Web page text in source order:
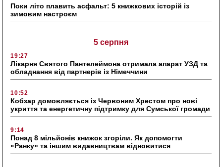
Поки літо плавить асфальт: 5 книжкових історій із
зимовим настроєм
5 серпня
19:27
Лікарня Святого Пантелеймона отримала апарат УЗД та
обладнання від партнерів із Німеччини
10:52
Кобзар домовляється із Червоним Хрестом про нові
укриття та енергетичну підтримку для Сумської громади
9:14
Понад 8 мільйонів книжок згоріли. Як допомогти
«Ранку» та іншим видавництвам відновитися